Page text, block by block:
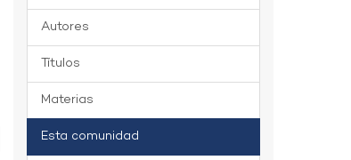
Autores
Títulos
Materias
Esta comunidad